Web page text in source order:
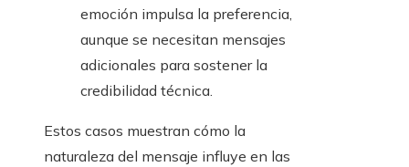
emoción impulsa la preferencia,
aunque se necesitan mensajes
adicionales para sostener la
credibilidad técnica.
Estos casos muestran cómo la
naturaleza del mensaje influye en las